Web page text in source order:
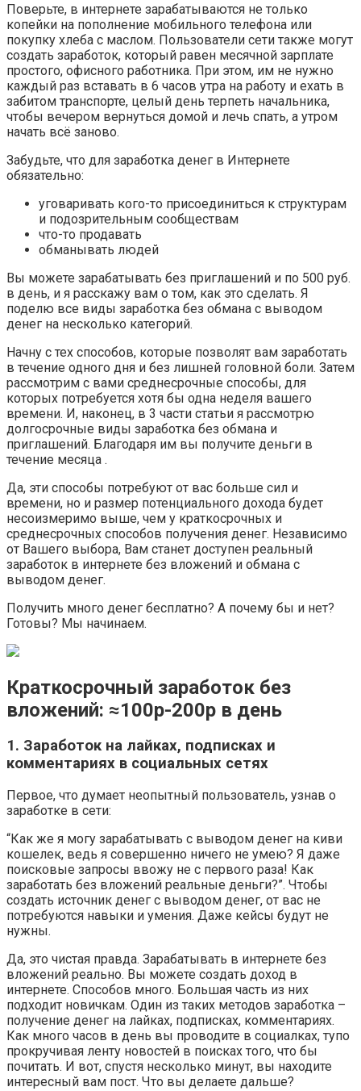
Поверьте, в интернете зарабатываются не только
копейки на пополнение мобильного телефона или
покупку хлеба с маслом. Пользователи сети также могут
создать заработок, который равен месячной зарплате
простого, офисного работника. При этом, им не нужно
каждый раз вставать в 6 часов утра на работу и ехать в
забитом транспорте, целый день терпеть начальника,
чтобы вечером вернуться домой и лечь спать, а утром
начать всё заново.
Забудьте, что для заработка денег в Интернете
обязательно:
уговаривать кого-то присоединиться к структурам
и подозрительным сообществам
что-то продавать
обманывать людей
Вы можете зарабатывать без приглашений и по 500 руб.
в день, и я расскажу вам о том, как это сделать. Я
поделю все виды заработка без обмана с выводом
денег на несколько категорий.
Начну с тех способов, которые позволят вам заработать
в течение одного дня и без лишней головной боли. Затем
рассмотрим с вами среднесрочные способы, для
которых потребуется хотя бы одна неделя вашего
времени. И, наконец, в 3 части статьи я рассмотрю
долгосрочные виды заработка без обмана и
приглашений. Благодаря им вы получите деньги в
течение месяца .
Да, эти способы потребуют от вас больше сил и
времени, но и размер потенциального дохода будет
несоизмеримо выше, чем у краткосрочных и
среднесрочных способов получения денег. Независимо
от Вашего выбора, Вам станет доступен реальный
заработок в интернете без вложений и обмана с
выводом денег.
Получить много денег бесплатно? А почему бы и нет?
Готовы? Мы начинаем.
Краткосрочный заработок без
вложений: ≈100р-200р в день
1. Заработок на лайках, подписках и
комментариях в социальных сетях
Первое, что думает неопытный пользователь, узнав о
заработке в сети:
“Как же я могу зарабатывать с выводом денег на киви
кошелек, ведь я совершенно ничего не умею? Я даже
поисковые запросы ввожу не с первого раза! Как
заработать без вложений реальные деньги?”. Чтобы
создать источник денег с выводом денег, от вас не
потребуются навыки и умения. Даже кейсы будут не
нужны.
Да, это чистая правда. Зарабатывать в интернете без
вложений реально. Вы можете создать доход в
интернете. Способов много. Большая часть из них
подходит новичкам. Один из таких методов заработка –
получение денег на лайках, подписках, комментариях.
Как много часов в день вы проводите в социалках, тупо
прокручивая ленту новостей в поисках того, что бы
почитать. И вот, спустя несколько минут, вы находите
интересный вам пост. Что вы делаете дальше?